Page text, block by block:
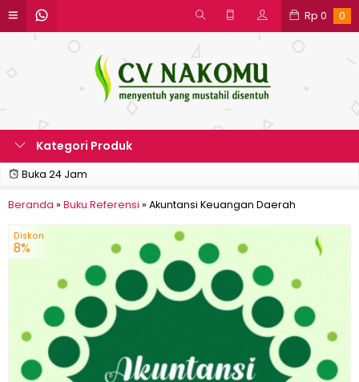
Rp 0 0
Kategori Produk
Buka 24 Jam
Beranda » Buku Referensi » Akuntansi Keuangan Daerah
Diskon
8%